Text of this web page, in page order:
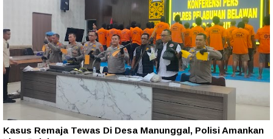
Kasus Remaja Tewas Di Desa Manunggal, Polisi Amankan